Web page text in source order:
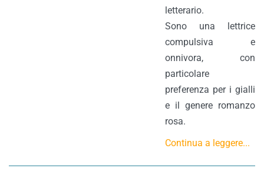
letterario.
Sono una lettrice
compulsiva e
onnivora, con
particolare
preferenza per i gialli
e il genere romanzo
rosa.
Continua a leggere...